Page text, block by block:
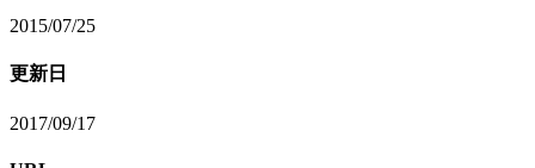
2015/07/25
更新日
2017/09/17